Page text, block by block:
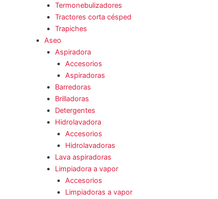
Termonebulizadores
Tractores corta césped
Trapiches
Aseo
Aspiradora
Accesorios
Aspiradoras
Barredoras
Brilladoras
Detergentes
Hidrolavadora
Accesorios
Hidrolavadoras
Lava aspiradoras
Limpiadora a vapor
Accesorios
Limpiadoras a vapor